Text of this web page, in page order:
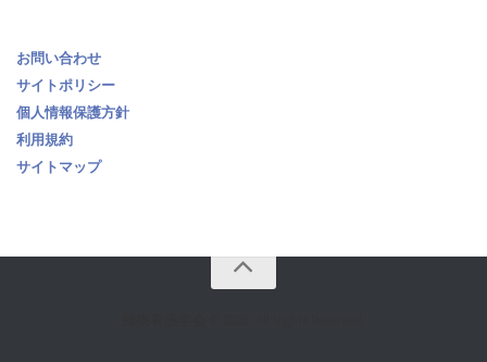
お問い合わせ
サイトポリシー
個人情報保護方針
利用規約
サイトマップ